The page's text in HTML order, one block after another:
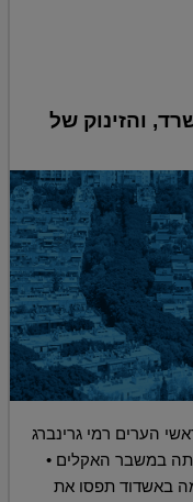
והזינוק של
הערים רמי גרינברג
במשבר האקלים •
באשדוד תפסו את